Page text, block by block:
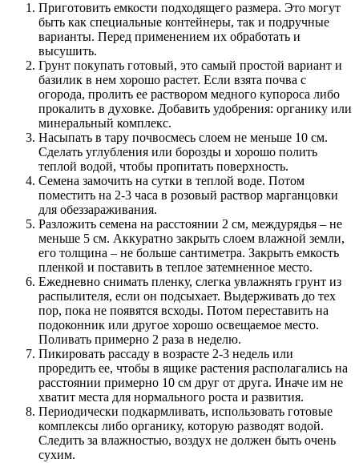
Приготовить емкости подходящего размера. Это могут
быть как специальные контейнеры, так и подручные
варианты. Перед применением их обработать и
высушить.
Грунт покупать готовый, это самый простой вариант и
базилик в нем хорошо растет. Если взята почва с
огорода, пролить ее раствором медного купороса либо
прокалить в духовке. Добавить удобрения: органику или
минеральный комплекс.
Насыпать в тару почвосмесь слоем не меньше 10 см.
Сделать углубления или борозды и хорошо полить
теплой водой, чтобы пропитать поверхность.
Семена замочить на сутки в теплой воде. Потом
поместить на 2-3 часа в розовый раствор марганцовки
для обеззараживания.
Разложить семена на расстоянии 2 см, междурядья – не
меньше 5 см. Аккуратно закрыть слоем влажной земли,
его толщина – не больше сантиметра. Закрыть емкость
пленкой и поставить в теплое затемненное место.
Ежедневно снимать пленку, слегка увлажнять грунт из
распылителя, если он подсыхает. Выдерживать до тех
пор, пока не появятся всходы. Потом переставить на
подоконник или другое хорошо освещаемое место.
Поливать примерно 2 раза в неделю.
Пикировать рассаду в возрасте 2-3 недель или
проредить ее, чтобы в ящике растения располагались на
расстоянии примерно 10 см друг от друга. Иначе им не
хватит места для нормального роста и развития.
Периодически подкармливать, использовать готовые
комплексы либо органику, которую разводят водой.
Следить за влажностью, воздух не должен быть очень
сухим.